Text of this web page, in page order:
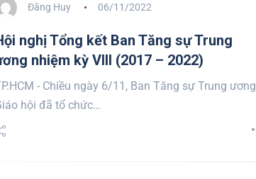
Đăng Huy 06/11/2022
nghị Tổng kết Ban Tăng sự Trung
nhiệm kỳ VIII (2017 – 2022)
- Chiều ngày 6/11, Ban Tăng sự Trung ương
hội đã tổ chức…